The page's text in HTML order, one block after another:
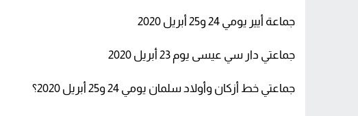
جماعة أيير يومي 24 و25 أبريل 2020
جماعتي دار سي عيسى يوم 23 أبريل 2020
جماعتي خط أزكان وأولاد سلمان يومي 24 و25 أبريل 2020؟